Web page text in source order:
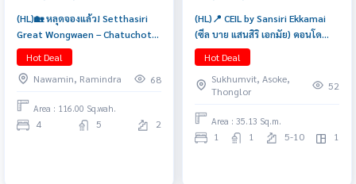
(HL)🏡 หลุดจองแล้ว! Setthasiri
Great Wongwaen – Chatuchot
บ้านเดี่ยวหรู 323 ตร.ม. พร้อม
Double Volume ราคาพิเศษ
Hot Deal
Nawamin, Ramindra
68
Area : 116.00 Sq.wah.
4 5 2
(HL)📍 CEIL by Sansiri Ekkamai
(ซีล บาย แสนสิริ เอกมัย) คอนโด
เอกมัย สุขุมวิท ใกล้ BTS เอกมัย /
ทองหล่อ ห้องรีโนเวท พร้อมอยู่ 087-
808-3690
Hot Deal
Sukhumvit, Asoke,
Thonglor
52
Area : 35.13 Sq.m.
1 1 5-10 1